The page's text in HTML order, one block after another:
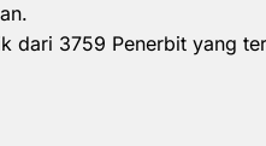
dari 3759 Penerbit yang